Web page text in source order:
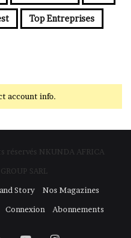
Top Entreprises
account info.
NKUNDA AFRICA
SARL
Story
Nos Magazines
Connexion Abonnements